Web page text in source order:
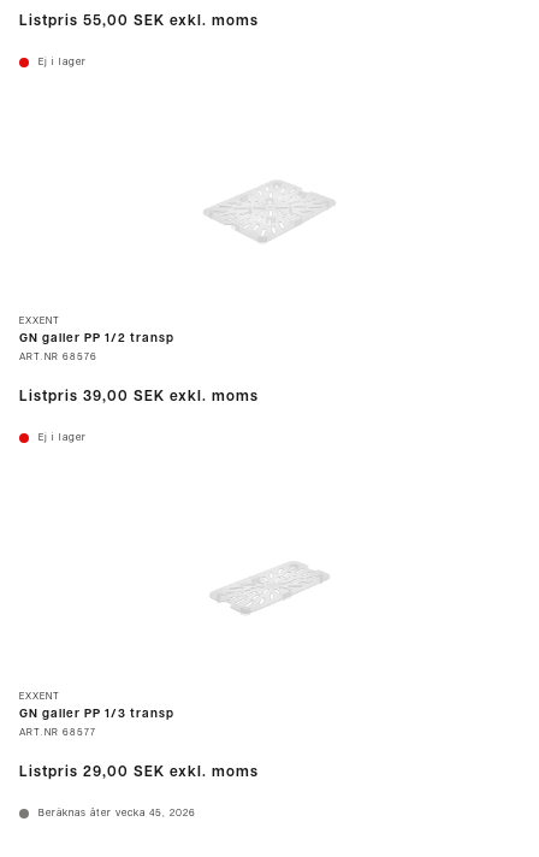
Listpris 55,00 SEK exkl. moms
Ej i lager
EXXENT
GN galler PP 1/2 transp
ART.NR 68576
Listpris 39,00 SEK exkl. moms
Ej i lager
EXXENT
GN galler PP 1/3 transp
ART.NR 68577
Listpris 29,00 SEK exkl. moms
Beräknas åter vecka 45, 2026